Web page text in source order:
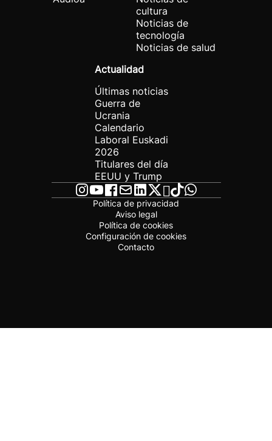
cultura
Noticias de
tecnología
Noticias de salud
Actualidad
Últimas noticias
Guerra de
Ucrania
Calendario
Laboral Euskadi
2026
Titulares del día
EEUU y Trump
Política de privacidad
Aviso legal
Política de cookies
Configuración de cookies
Contacto